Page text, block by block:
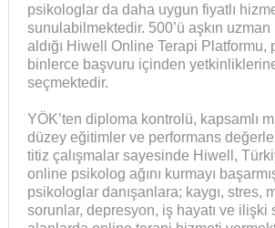
psikologlar da daha uygun fiyatlı
sunulabilmektedir. 500’ü aşkın
aldığı Hiwell Online Terapi Platformu,
binlerce başvuru içinden
seçmektedir.
YÖK’ten diploma kontrolü, kapsamlı
düzey eğitimler ve performans
titiz çalışmalar sayesinde Hiwell,
online psikolog ağını kurmayı
psikologlar danışanlara; kaygı, stres,
sorunlar, depresyon, iş hayatı ve ilişki